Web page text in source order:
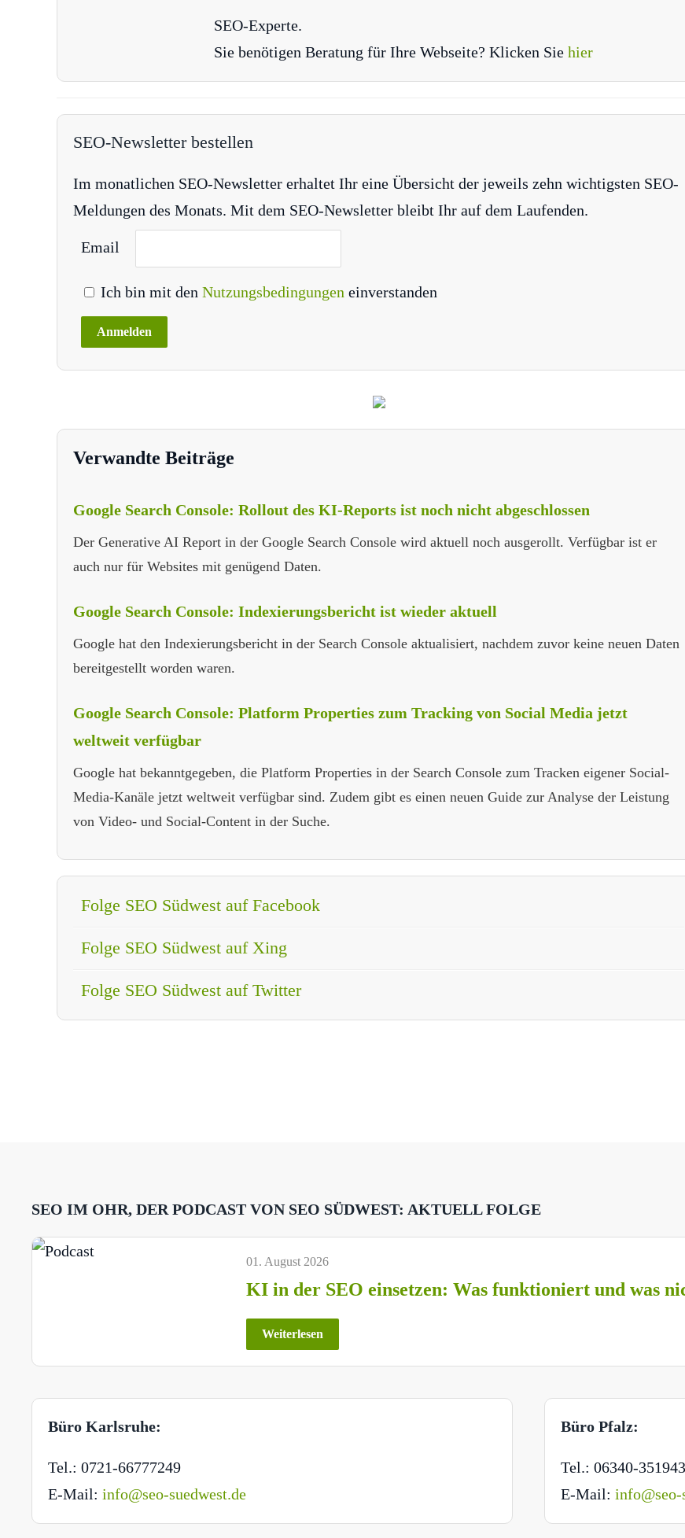
SEO-Experte.
Sie benötigen Beratung für Ihre Webseite? Klicken Sie hier
SEO-Newsletter bestellen
Im monatlichen SEO-Newsletter erhaltet Ihr eine Übersicht der jeweils zehn wichtigsten SEO-
Meldungen des Monats. Mit dem SEO-Newsletter bleibt Ihr auf dem Laufenden.
Email
Ich bin mit den Nutzungsbedingungen einverstanden
Verwandte Beiträge
Google Search Console: Rollout des KI-Reports ist noch nicht abgeschlossen
Der Generative AI Report in der Google Search Console wird aktuell noch ausgerollt. Verfügbar ist er
auch nur für Websites mit genügend Daten.
Google Search Console: Indexierungsbericht ist wieder aktuell
Google hat den Indexierungsbericht in der Search Console aktualisiert, nachdem zuvor keine neuen Daten
bereitgestellt worden waren.
Google Search Console: Platform Properties zum Tracking von Social Media jetzt
weltweit verfügbar
Google hat bekanntgegeben, die Platform Properties in der Search Console zum Tracken eigener Social-
Media-Kanäle jetzt weltweit verfügbar sind. Zudem gibt es einen neuen Guide zur Analyse der Leistung
von Video- und Social-Content in der Suche.
Folge SEO Südwest auf Facebook
Folge SEO Südwest auf Xing
Folge SEO Südwest auf Twitter
SEO IM OHR, DER PODCAST VON SEO SÜDWEST: AKTUELL FOLGE
01. August 2026
KI in der SEO einsetzen: Was funktioniert und was
Weiterlesen
Büro Karlsruhe:
Tel.: 0721-66777249
E-Mail: info@seo-suedwest.de
Büro Pfalz:
Tel.: 06340-351943
E-Mail: info@seo-